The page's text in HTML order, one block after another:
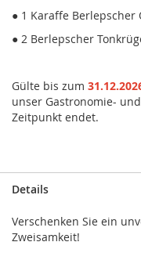
● 1 Karaffe Berlepscher
● 2 Berlepscher
Gülte bis zum
unser Gastronomie-
Zeitpunkt endet.
Details
Verschenken Sie ein
Zweisamkeit!